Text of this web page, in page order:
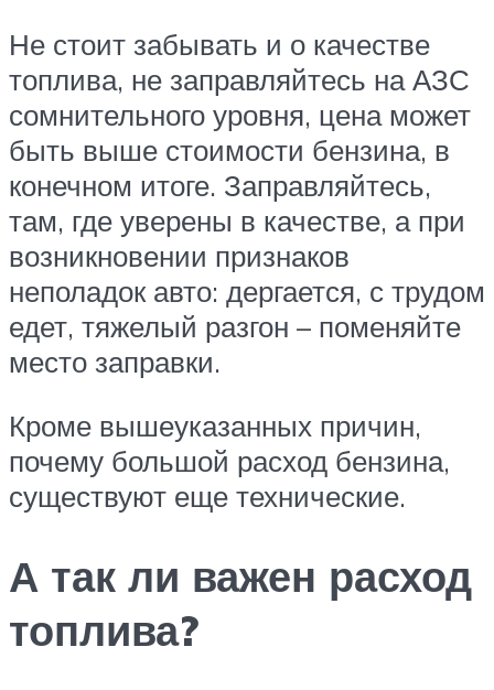
Не стоит забывать и о качестве
топлива, не заправляйтесь на АЗС
сомнительного уровня, цена может
быть выше стоимости бензина, в
конечном итоге. Заправляйтесь,
там, где уверены в качестве, а при
возникновении признаков
неполадок авто: дергается, с трудом
едет, тяжелый разгон – поменяйте
место заправки.
Кроме вышеуказанных причин,
почему большой расход бензина,
существуют еще технические.
А так ли важен расход
топлива?